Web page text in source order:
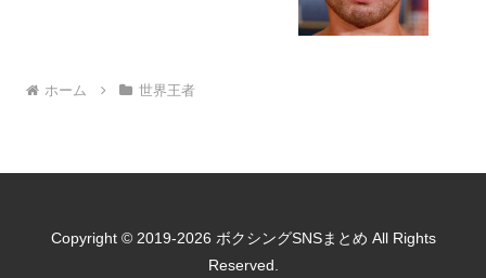
ホーム 世界王者
Copyright © 2019-2026 ボクシングSNSまとめ All Rights
Reserved.